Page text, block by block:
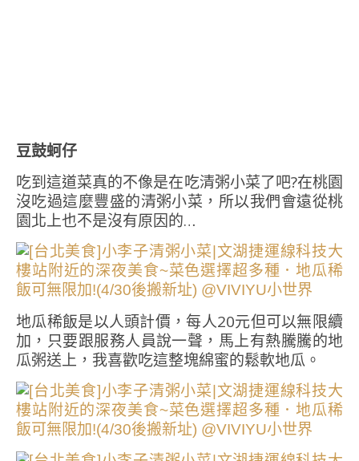
豆鼓蚵仔
吃到這道菜真的不像是在吃清粥小菜了吧?在桃園
沒吃過這麼豐盛的清粥小菜，所以我們會遠從桃
園北上也不是沒有原因的…
地瓜稀飯是以人頭計價，每人20元但可以無限續
加，只要跟服務人員說一聲，馬上有熱騰騰的地
瓜粥送上，我喜歡吃這整塊綿蜜的鬆軟地瓜。